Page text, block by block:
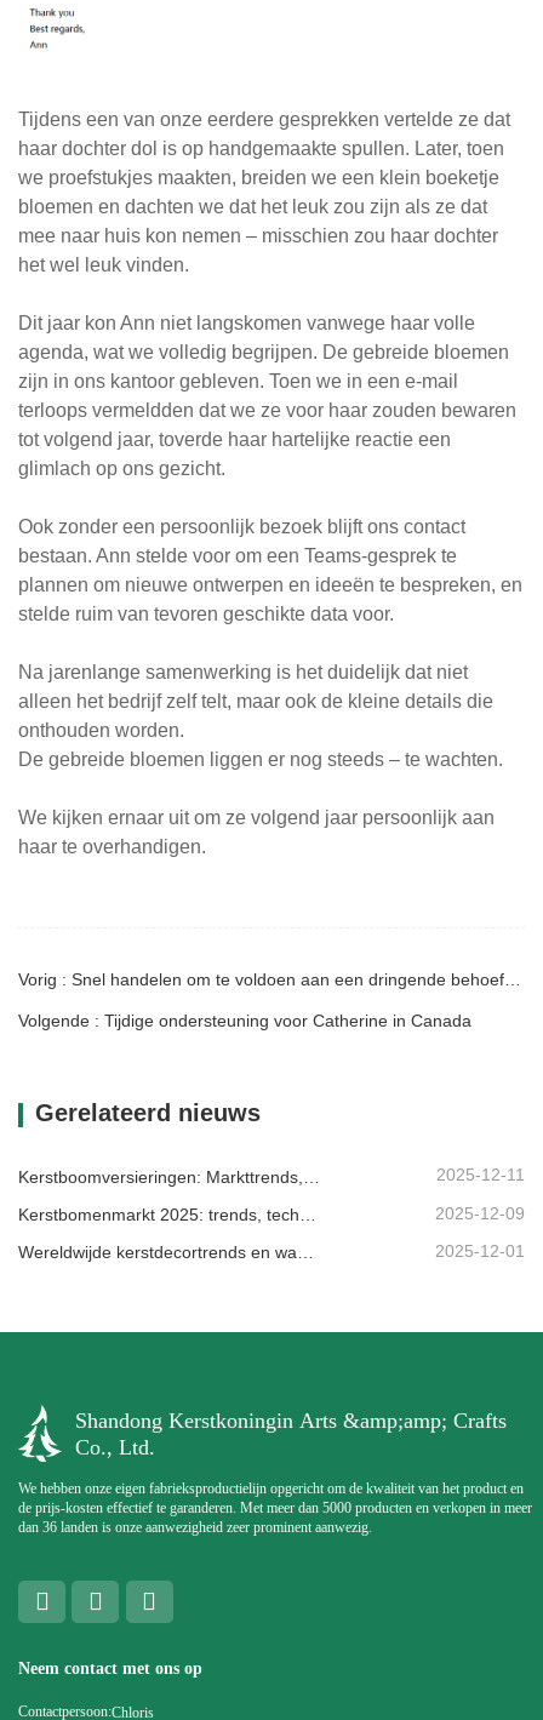
Tijdens een van onze eerdere gesprekken vertelde ze dat
haar dochter dol is op handgemaakte spullen. Later, toen
we proefstukjes maakten, breiden we een klein boeketje
bloemen en dachten we dat het leuk zou zijn als ze dat
mee naar huis kon nemen – misschien zou haar dochter
het wel leuk vinden.
Dit jaar kon Ann niet langskomen vanwege haar volle
agenda, wat we volledig begrijpen. De gebreide bloemen
zijn in ons kantoor gebleven. Toen we in een e-mail
terloops vermeldden dat we ze voor haar zouden bewaren
tot volgend jaar, toverde haar hartelijke reactie een
glimlach op ons gezicht.
Ook zonder een persoonlijk bezoek blijft ons contact
bestaan. Ann stelde voor om een ​​Teams-gesprek te
plannen om nieuwe ontwerpen en ideeën te bespreken, en
stelde ruim van tevoren geschikte data voor.
Na jarenlange samenwerking is het duidelijk dat niet
alleen het bedrijf zelf telt, maar ook de kleine details die
onthouden worden.
De gebreide bloemen liggen er nog steeds – te wachten.
We kijken ernaar uit om ze volgend jaar persoonlijk aan
haar te overhandigen.
Vorig : Snel handelen om te voldoen aan een dringende behoefte van een Zweedse klant.
Volgende : Tijdige ondersteuning voor Catherine in Canada
Gerelateerd nieuws
2025-12-11
2025-12-09
Wereldwijde kerstdecortrends en waarom Christmas Queen de markt blijft leiden 2025-12-01
Shandong Kerstkoningin Arts &amp;amp; Crafts
Co., Ltd.
We hebben onze eigen fabrieksproductielijn opgericht om de kwaliteit van het product en
de prijs-kosten effectief te garanderen. Met meer dan 5000 producten en verkopen in meer
dan 36 landen is onze aanwezigheid zeer prominent aanwezig.
Neem contact met ons op
Contactpersoon:Chloris